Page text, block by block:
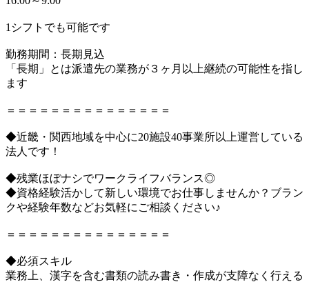
1シフトでも可能です
勤務期間：長期見込
「長期」とは派遣先の業務が３ヶ月以上継続の可能性を指し
ます
＝＝＝＝＝＝＝＝＝＝＝＝＝＝＝
◆近畿・関西地域を中心に20施設40事業所以上運営している
法人です！
◆残業ほぼナシでワークライフバランス◎
◆資格経験活かして新しい環境でお仕事しませんか？ブラン
クや経験年数などお気軽にご相談ください♪
＝＝＝＝＝＝＝＝＝＝＝＝＝＝＝
◆必須スキル
業務上、漢字を含む書類の読み書き・作成が支障なく行える